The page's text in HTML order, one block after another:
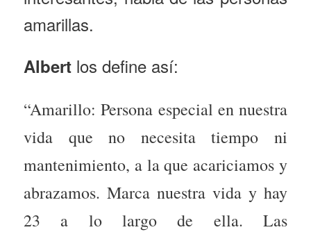
amarillas.
Albert los define así:
“Amarillo: Persona especial en nuestra
vida que no necesita tiempo ni
mantenimiento, a la que acariciamos y
abrazamos. Marca nuestra vida y hay
23 a lo largo de ella. Las